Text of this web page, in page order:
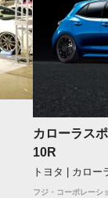
カローラス
10R
トヨタ | カロー
フジ・コーポレーシ